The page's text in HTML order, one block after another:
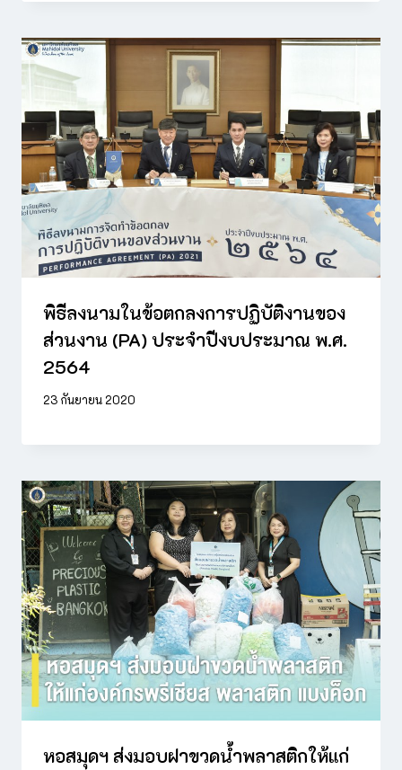
พิธีลงนามในข้อตกลงการปฏิบัติงานของ
ส่วนงาน (PA) ประจำปีงบประมาณ พ.ศ.
2564
23 กันยายน 2020
หอสมุดฯ ส่งมอบฝาขวดน้ำพลาสติกให้แก่